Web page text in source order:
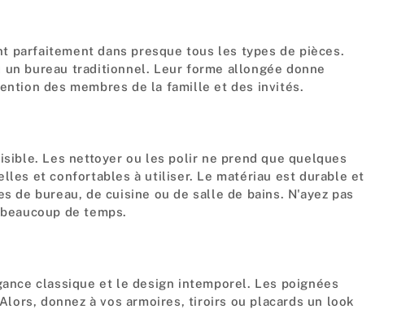
parfaitement dans presque tous les types de pièces.
bureau traditionnel. Leur forme allongée donne
des membres de la famille et des invités.
Les nettoyer ou les polir ne prend que quelques
et confortables à utiliser. Le matériau est durable et
bureau, de cuisine ou de salle de bains. N'ayez pas
de temps.
classique et le design intemporel. Les poignées
donnez à vos armoires, tiroirs ou placards un look